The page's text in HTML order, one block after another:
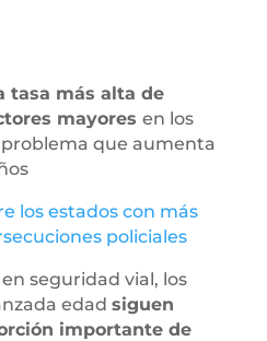
tasa más alta de
mayores en los
que aumenta
los estados con más
policiales
seguridad vial, los
edad siguen
importante de